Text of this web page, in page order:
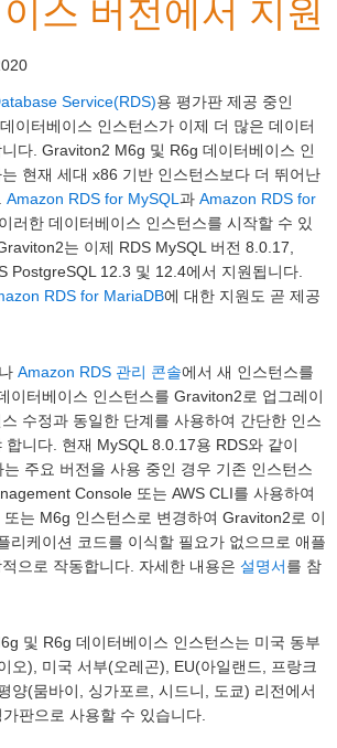
스 버전에서 지원
Service(RDS)용 평가판 제공 중인
데이터베이스 인스턴스가 이제 더 많은 데이터
다. Graviton2 M6g 및 R6g 데이터베이스 인
현재 세대 x86 기반 인스턴스보다 더 뛰어난
Amazon RDS for MySQL 과 Amazon RDS for
러한 데이터베이스 인스턴스를 시작할 수 있
는 이제 RDS MySQL 버전 8.0.17,
PostgreSQL 12.3 및 12.4에서 지원됩니다.
RDS for MariaDB에 대한 지원도 곧 제공
Amazon RDS 관리 콘솔에서 새 인스턴스를
이터베이스 인스턴스를 Graviton2로 업그레이
수정과 동일한 단계를 사용하여 간단한 인스
합니다. 현재 MySQL 8.0.17용 RDS와 같이
주요 버전을 사용 중인 경우 기존 인스턴스
Console 또는 AWS CLI를 사용하여
는 M6g 인스턴스로 변경하여 Graviton2로 이
리케이션 코드를 이식할 필요가 없으므로 애플
으로 작동합니다. 자세한 내용은 설명서를 참
및 R6g 데이터베이스 인스턴스는 미국 동부
오), 미국 서부(오레곤), EU(아일랜드, 프랑크
양(뭄바이, 싱가포르, 시드니, 도쿄) 리전에서
판으로 사용할 수 있습니다.